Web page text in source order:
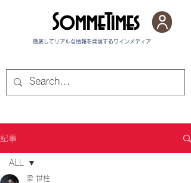
徹底してリアルな情報を発信する​ワインメディア
SommeTimes
記事
ALL
梁 世柱